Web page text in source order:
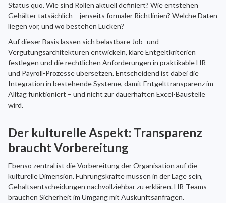
Status quo. Wie sind Rollen aktuell definiert? Wie entstehen
Gehälter tatsächlich – jenseits formaler Richtlinien? Welche Daten
liegen vor, und wo bestehen Lücken?
Auf dieser Basis lassen sich belastbare Job- und
Vergütungsarchitekturen entwickeln, klare Entgeltkriterien
festlegen und die rechtlichen Anforderungen in praktikable HR-
und Payroll-Prozesse übersetzen. Entscheidend ist dabei die
Integration in bestehende Systeme, damit Entgelttransparenz im
Alltag funktioniert – und nicht zur dauerhaften Excel-Baustelle
wird.
Der kulturelle Aspekt: Transparenz
braucht Vorbereitung
Ebenso zentral ist die Vorbereitung der Organisation auf die
kulturelle Dimension. Führungskräfte müssen in der Lage sein,
Gehaltsentscheidungen nachvollziehbar zu erklären. HR-Teams
brauchen Sicherheit im Umgang mit Auskunftsanfragen.